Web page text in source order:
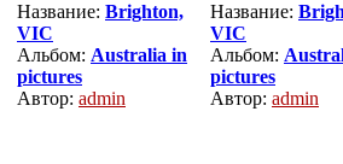
Название: Brighton,
VIC
Альбом: Australia in
pictures
Автор: admin
Название:
VIC
Альбом:
pictures
Автор: admin